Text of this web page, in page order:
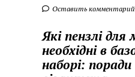
Оставить комментарий
Які пензлі для
необхідні в
наборі: поради